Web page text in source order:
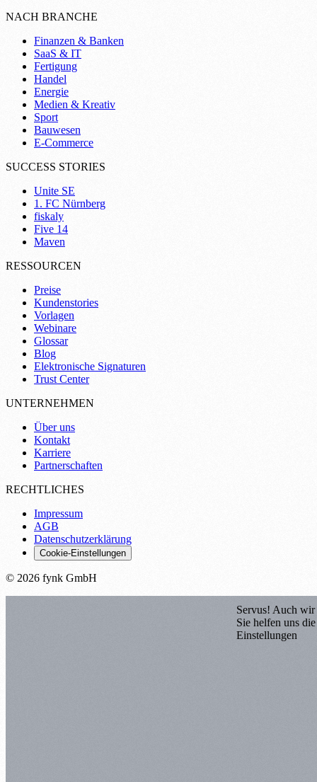
NACH BRANCHE
Finanzen & Banken
SaaS & IT
Fertigung
Handel
Energie
Medien & Kreativ
Sport
Bauwesen
E-Commerce
SUCCESS STORIES
Unite SE
1. FC Nürnberg
fiskaly
Five 14
Maven
RESSOURCEN
Preise
Kundenstories
Vorlagen
Webinare
Glossar
Blog
Elektronische Signaturen
Trust Center
UNTERNEHMEN
Über uns
Kontakt
Karriere
Partnerschaften
RECHTLICHES
Impressum
AGB
Datenschutzerklärung
Cookie-Einstellungen
© 2026 fynk GmbH
Servus! Auch
Sie helfen uns
Einstellungen